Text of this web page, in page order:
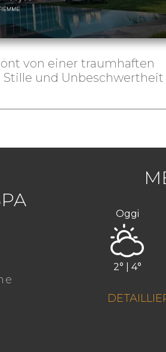
von einer traumhaften
Stille und
Oggi
2° | 4°